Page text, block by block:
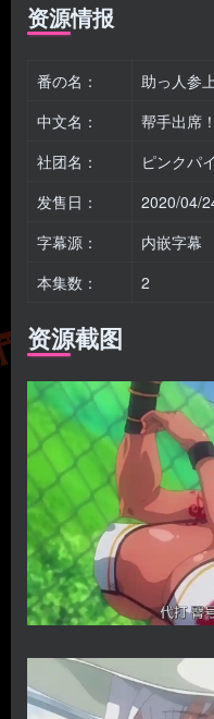
资源情报
番の名：
助っ人参
中文名：
帮手出席
社团名：
ピンクパ
发售日：
2020/04/
字幕源：
内嵌字幕
本集数：
2
资源截图